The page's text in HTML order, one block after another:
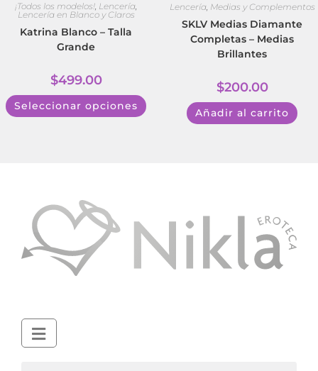
¡Todos los modelos!, Lencería,
Lencería en Blanco y Claros
Katrina Blanco – Talla
Grande
$499.00
Seleccionar opciones
Lencería, Medias y Complementos
SKLV Medias Diamante
Completas – Medias
Brillantes
$200.00
Añadir al carrito